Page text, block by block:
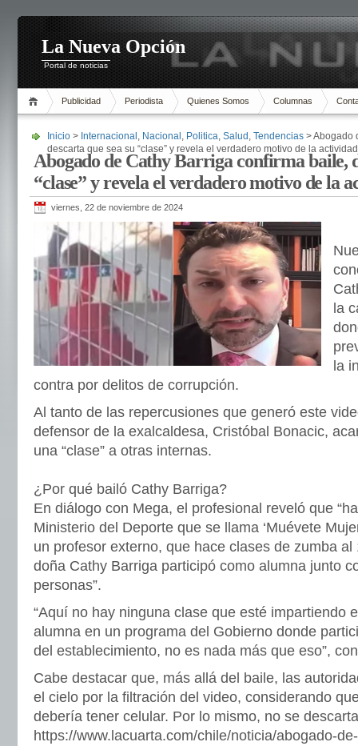
La Nueva Opción
Portal de noticias
Publicidad Periodista Quienes Somos Columnas
Inicio > Internacional , Nacional , Politica, Salud , Tendencias > Abogado
descarta que sea su “clase” y revela el verdadero motivo de la actividad
Abogado de Cathy Barriga confirma baile,
“clase” y revela el verdadero motivo de la
viernes, 22 de noviembre de 2024
la
la
contra por delitos de corrupción.
Al tanto de las repercusiones que generó este
defensor de la exalcaldesa, Cristóbal Bonacic,
una “clase” a otras internas.
¿Por qué bailó Cathy Barriga?
En diálogo con Mega, el profesional reveló que
Ministerio del Deporte que se llama ‘Muévete
un profesor externo, que hace clases de zumba
doña Cathy Barriga participó como alumna junto
personas”.
“Aquí no hay ninguna clase que esté impartiendo
alumna en un programa del Gobierno donde
del establecimiento, no es nada más que eso”,
Cabe destacar que, más allá del baile, las
el cielo por la filtración del video, considerando
debería tener celular. Por lo mismo, no se
https://www.lacuarta.com/chile/noticia/abogado-